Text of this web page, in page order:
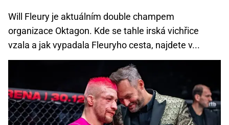
Will Fleury je aktuálním double champem
organizace Oktagon. Kde se tahle irská vichřice
vzala a jak vypadala Fleuryho cesta, najdete v...